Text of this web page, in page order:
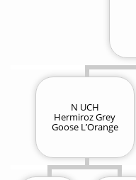
N UCH
Hermiroz Grey
Goose L’Orange